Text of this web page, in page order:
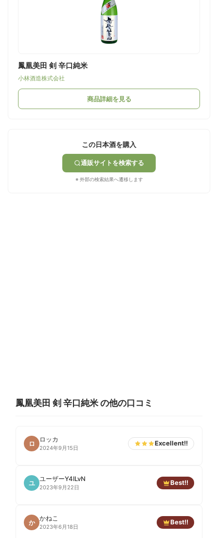
鳳凰美田 剣 辛口純米
小林酒造株式会社
商品詳細を見る
この日本酒を購入
通販サイトを検索する
※ 外部の検索結果へ遷移します
鳳凰美田 剣 辛口純米 の他の口コミ
ロ
ロッカ
2024年9月15日
Excellent!!
ユ
ユーザーY4lLvN
2023年9月22日
Best!!
か
かねこ
2023年6月18日
Best!!